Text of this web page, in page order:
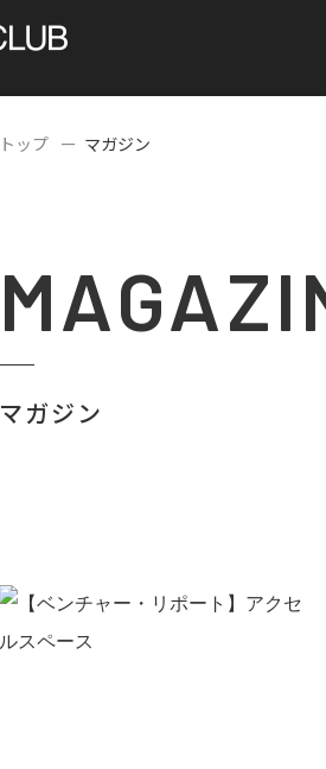
トップ マガジン
マガジン